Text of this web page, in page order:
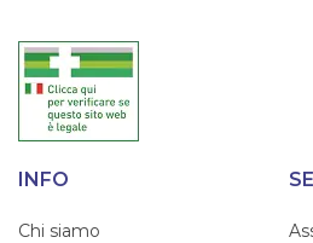
INFO
Chi siamo